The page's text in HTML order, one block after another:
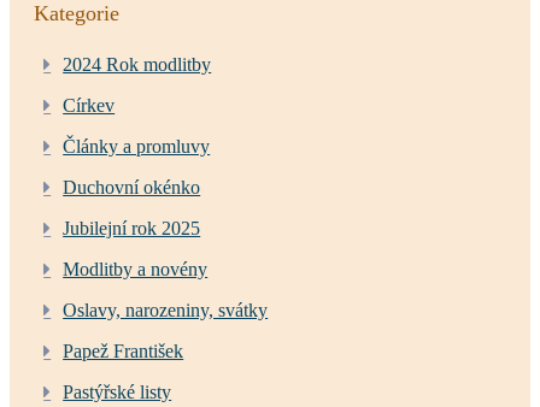
Kategorie
2024 Rok modlitby
Církev
Články a promluvy
Duchovní okénko
Jubilejní rok 2025
Modlitby a novény
Oslavy, narozeniny, svátky
Papež František
Pastýřské listy